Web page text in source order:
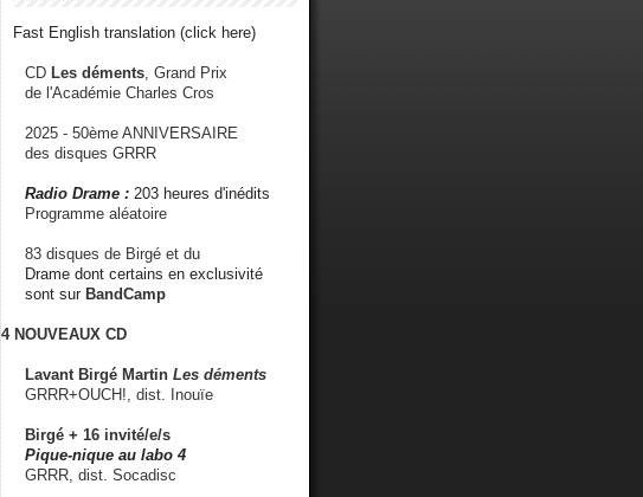
Fast English translation (click here)
CD Les déments , Grand Prix
de l'Académie Charles Cros
2025 - 50ème ANNIVERSAIRE
des disques GRRR
Radio Drame : 203 heures d'inédits
Programme aléatoire
83 disques de Birgé et du
Drame dont certains en exclusivité
sont sur BandCamp
4 NOUVEAUX CD
Lavant Birgé Martin Les déments
GRRR+OUCH!, dist. Inouïe
Birgé + 16 invité/e/s
Pique-nique au labo 4
GRRR, dist. Socadisc